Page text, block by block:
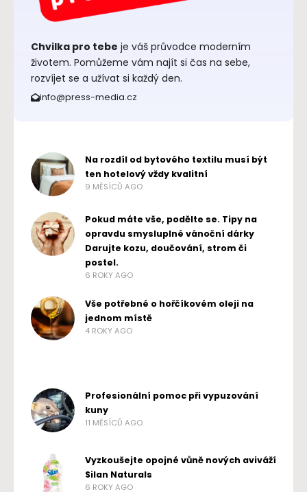
Chvilka pro tebe je váš průvodce moderním
životem. Pomůžeme vám najít si čas na sebe,
rozvíjet se a užívat si každý den.
info@press-media.cz
Na rozdíl od bytového textilu musí být
ten hotelový vždy kvalitní
9 MĚSÍCŮ AGO
Pokud máte vše, podělte se. Tipy na
opravdu smysluplné vánoční dárky
Darujte kozu, doučování, strom či
postel.
6 ROKY AGO
Vše potřebné o hořčíkovém oleji na
jednom místě
4 ROKY AGO
Profesionální pomoc při vypuzování
kuny
11 MĚSÍCŮ AGO
Vyzkoušejte opojné vůně nových aviváží
Silan Naturals
6 ROKY AGO